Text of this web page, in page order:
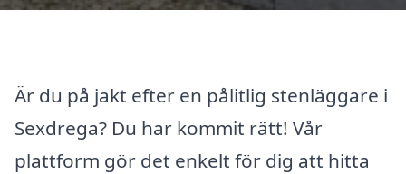
Är du på jakt efter en pålitlig stenläggare i
Sexdrega? Du har kommit rätt! Vår
plattform gör det enkelt för dig att hitta